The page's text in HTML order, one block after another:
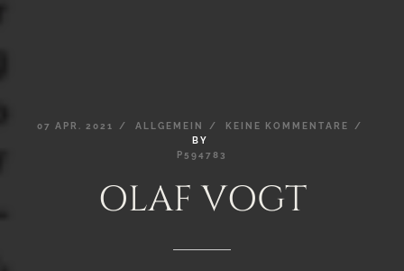
07 APR. 2021 ALLGEMEIN KEINE
KOMMENTARE
BY
P594783
OLAF VOGT